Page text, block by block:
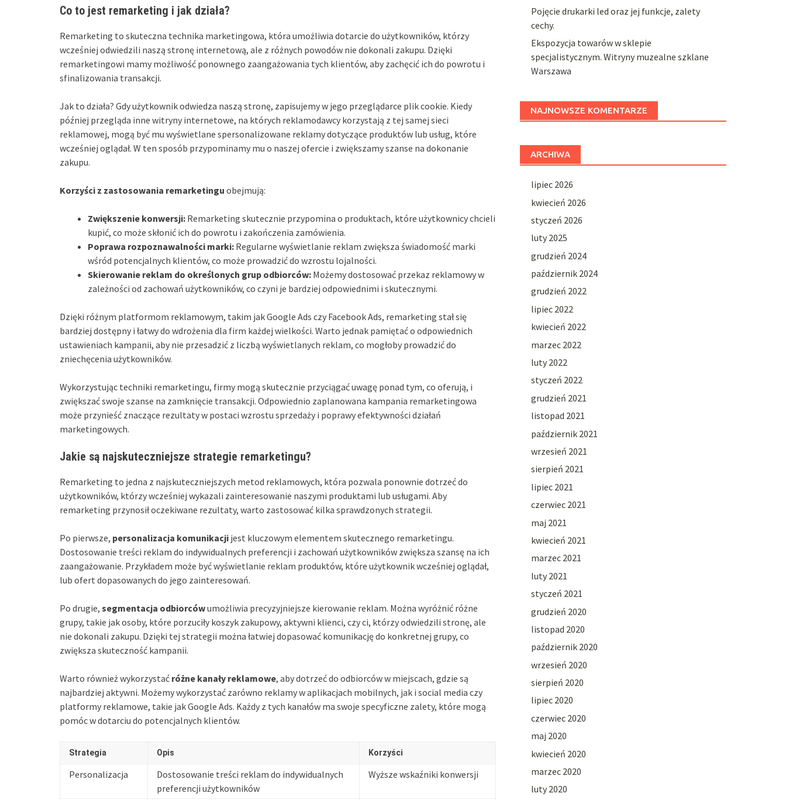
Co to jest remarketing i jak działa?
Remarketing to skuteczna technika marketingowa, która umożliwia dotarcie do użytkowników, którzy
wcześniej odwiedzili naszą stronę internetową, ale z różnych powodów nie dokonali zakupu. Dzięki
remarketingowi mamy możliwość ponownego zaangażowania tych klientów, aby zachęcić ich do powrotu i
sfinalizowania transakcji.
Jak to działa? Gdy użytkownik odwiedza naszą stronę, zapisujemy w jego przeglądarce plik cookie. Kiedy
później przegląda inne witryny internetowe, na których reklamodawcy korzystają z tej samej sieci
reklamowej, mogą być mu wyświetlane spersonalizowane reklamy dotyczące produktów lub usług, które
wcześniej oglądał. W ten sposób przypominamy mu o naszej ofercie i zwiększamy szanse na dokonanie
zakupu.
Korzyści z zastosowania remarketingu obejmują:
Zwiększenie konwersji: Remarketing skutecznie przypomina o produktach, które użytkownicy chcieli
kupić, co może skłonić ich do powrotu i zakończenia zamówienia.
Poprawa rozpoznawalności marki: Regularne wyświetlanie reklam zwiększa świadomość marki
wśród potencjalnych klientów, co może prowadzić do wzrostu lojalności.
Skierowanie reklam do określonych grup odbiorców: Możemy dostosować przekaz reklamowy w
zależności od zachowań użytkowników, co czyni je bardziej odpowiednimi i skutecznymi.
Dzięki różnym platformom reklamowym, takim jak Google Ads czy Facebook Ads, remarketing stał się
bardziej dostępny i łatwy do wdrożenia dla firm każdej wielkości. Warto jednak pamiętać o odpowiednich
ustawieniach kampanii, aby nie przesadzić z liczbą wyświetlanych reklam, co mogłoby prowadzić do
zniechęcenia użytkowników.
Wykorzystując techniki remarketingu, firmy mogą skutecznie przyciągać uwagę ponad tym, co oferują, i
zwiększać swoje szanse na zamknięcie transakcji. Odpowiednio zaplanowana kampania remarketingowa
może przynieść znaczące rezultaty w postaci wzrostu sprzedaży i poprawy efektywności działań
marketingowych.
Jakie są najskuteczniejsze strategie remarketingu?
Remarketing to jedna z najskuteczniejszych metod reklamowych, która pozwala ponownie dotrzeć do
użytkowników, którzy wcześniej wykazali zainteresowanie naszymi produktami lub usługami. Aby
remarketing przynosił oczekiwane rezultaty, warto zastosować kilka sprawdzonych strategii.
Po pierwsze, personalizacja komunikacji jest kluczowym elementem skutecznego remarketingu.
Dostosowanie treści reklam do indywidualnych preferencji i zachowań użytkowników zwiększa szansę na ich
zaangażowanie. Przykładem może być wyświetlanie reklam produktów, które użytkownik wcześniej oglądał,
lub ofert dopasowanych do jego zainteresowań.
Po drugie, segmentacja odbiorcówumożliwia precyzyjniejsze kierowanie reklam. Można wyróżnić różne
grupy, takie jak osoby, które porzuciły koszyk zakupowy, aktywni klienci, czy ci, którzy odwiedzili stronę, ale
nie dokonali zakupu. Dzięki tej strategii można łatwiej dopasować komunikację do konkretnej grupy, co
zwiększa skuteczność kampanii.
Warto również wykorzystać różne kanały reklamowe, aby dotrzeć do odbiorców w miejscach, gdzie są
najbardziej aktywni. Możemy wykorzystać zarówno reklamy w aplikacjach mobilnych, jak i social media czy
platformy reklamowe, takie jak Google Ads. Każdy z tych kanałów ma swoje specyficzne zalety, które mogą
pomóc w dotarciu do potencjalnych klientów.
Strategia Opis Korzyści
Personalizacja
Dostosowanie treści reklam do indywidualnych
preferencji użytkowników
Wyższe wskaźniki konwersji
Pojęcie drukarki led oraz jej funkcje, zalety
cechy.
Ekspozycja towarów w sklepie
specjalistycznym. Witryny muzealne szklane
Warszawa
NAJNOWSZE KOMENTARZE
ARCHIWA
lipiec 2026
kwiecień 2026
styczeń 2026
luty 2025
grudzień 2024
październik 2024
grudzień 2022
lipiec 2022
kwiecień 2022
marzec 2022
luty 2022
styczeń 2022
grudzień 2021
listopad 2021
październik 2021
wrzesień 2021
sierpień 2021
lipiec 2021
czerwiec 2021
maj 2021
kwiecień 2021
marzec 2021
luty 2021
styczeń 2021
grudzień 2020
listopad 2020
październik 2020
wrzesień 2020
sierpień 2020
lipiec 2020
czerwiec 2020
maj 2020
kwiecień 2020
marzec 2020
luty 2020